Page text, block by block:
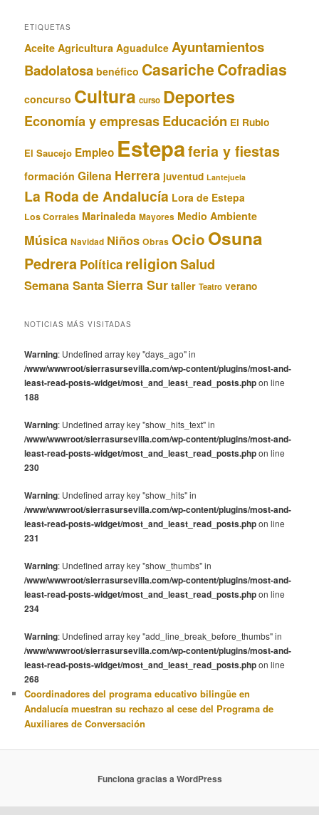
ETIQUETAS
Aceite Agricultura Aguadulce Ayuntamientos
Badolatosa benéfico CasaricheCofradias
concurso Cultura curso Deportes
Economía y empresasEducación El Rubio
El Saucejo Empleo Estepaferia y fiestas
formación Gilena Herrera juventud Lantejuela
La Roda de Andalucía Lora de Estepa
Los Corrales Marinaleda Mayores Medio Ambiente
Música Navidad Niños Obras Ocio Osuna
Pedrera Política religionSalud
Semana SantaSierra Sur taller Teatro verano
NOTICIAS MÁS VISITADAS
Warning: Undefined array key "days_ago" in
/www/wwwroot/sierrasursevilla.com/wp-content/plugins/most-and-
least-read-posts-widget/most_and_least_read_posts.phpon line
188
Warning: Undefined array key "show_hits_text" in
/www/wwwroot/sierrasursevilla.com/wp-content/plugins/most-and-
least-read-posts-widget/most_and_least_read_posts.phpon line
230
Warning: Undefined array key "show_hits" in
/www/wwwroot/sierrasursevilla.com/wp-content/plugins/most-and-
least-read-posts-widget/most_and_least_read_posts.phpon line
231
Warning: Undefined array key "show_thumbs" in
/www/wwwroot/sierrasursevilla.com/wp-content/plugins/most-and-
least-read-posts-widget/most_and_least_read_posts.phpon line
234
Warning: Undefined array key "add_line_break_before_thumbs" in
/www/wwwroot/sierrasursevilla.com/wp-content/plugins/most-and-
least-read-posts-widget/most_and_least_read_posts.phpon line
268
Coordinadores del programa educativo bilingüe en
Andalucía muestran su rechazo al cese del Programa de
Auxiliares de Conversación
Funciona gracias a WordPress